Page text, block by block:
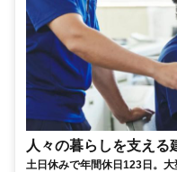
人々の暮らしを支える
土日休みで年間休日123日。大